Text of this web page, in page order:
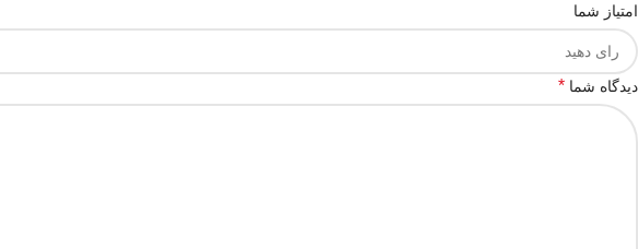
امتیاز شما
دیدگاه شما *